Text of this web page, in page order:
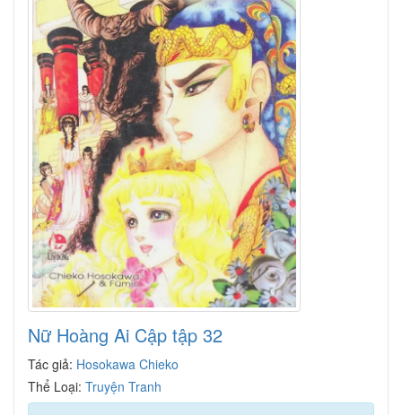
Nữ Hoàng Ai Cập tập 32
Tác giả: Hosokawa Chieko
Thể Loại: Truyện Tranh